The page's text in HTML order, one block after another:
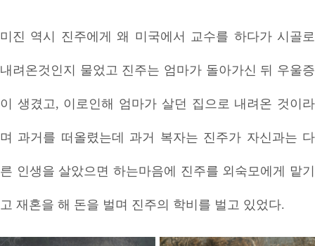
미진 역시 진주에게 왜 미국에서 교수를 하다가 시골로
내려온것인지 물었고 진주는 엄마가 돌아가신 뒤 우울증
이 생겼고, 이로인해 엄마가 살던 집으로 내려온 것이라
며 과거를 떠올렸는데 과거 복자는 진주가 자신과는 다
른 인생을 살았으면 하는마음에 진주를 외숙모에게 맡기
고 재혼을 해 돈을 벌며 진주의 학비를 벌고 있었다.